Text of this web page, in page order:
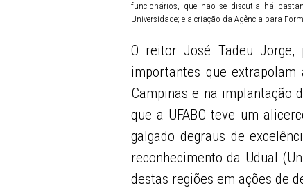
funcionários, que não se discutia há
Universidade; e a criação da Agência para
O reitor José Tadeu
importantes que
Campinas e na implantação
que a UFABC teve um
galgado degraus de
reconhecimento da Udual
destas regiões em ações de